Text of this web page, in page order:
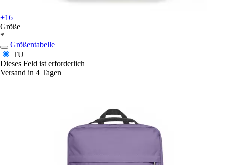
+16
Größe
*
Größentabelle
TU
Dieses Feld ist erforderlich
Versand in 4 Tagen